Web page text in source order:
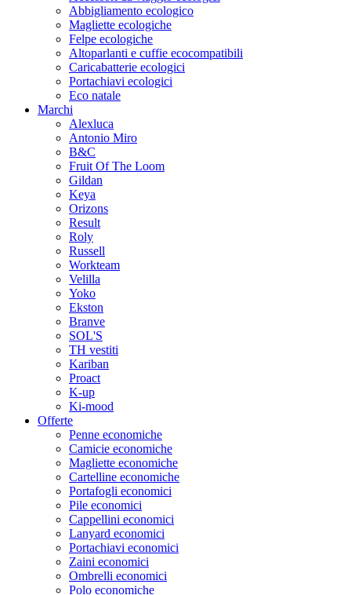
Abbigliamento ecologico
Magliette ecologiche
Felpe ecologiche
Altoparlanti e cuffie ecocompatibili
Caricabatterie ecologici
Portachiavi ecologici
Eco natale
Marchi
Alexluca
Antonio Miro
B&C
Fruit Of The Loom
Gildan
Keya
Orizons
Result
Roly
Russell
Workteam
Velilla
Yoko
Ekston
Branve
SOL'S
TH vestiti
Kariban
Proact
K-up
Ki-mood
Offerte
Penne economiche
Camicie economiche
Magliette economiche
Cartelline economiche
Portafogli economici
Pile economici
Cappellini economici
Lanyard economici
Portachiavi economici
Zaini economici
Ombrelli economici
Polo economiche